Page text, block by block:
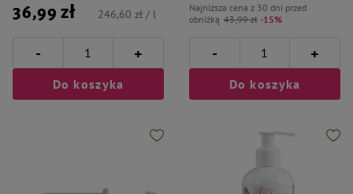
36,99 zł 246,60 zł / l
- +
Do koszyka
Najniższa cena z 30 dni przed
obniżką 43,99 zł -15%
- +
Do koszyka